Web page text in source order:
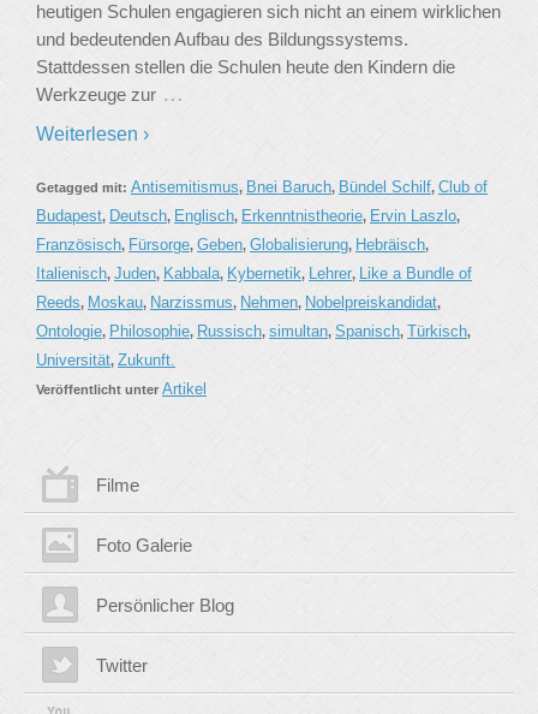
heutigen Schulen engagieren sich nicht an einem wirklichen
und bedeutenden Aufbau des Bildungssystems.
Stattdessen stellen die Schulen heute den Kindern die
Werkzeuge zur …
Weiterlesen ›
Getagged mit: Antisemitismus, Bnei Baruch, Bündel Schilf, Club of
Budapest, Deutsch, Englisch, Erkenntnistheorie, Ervin Laszlo,
Französisch, Fürsorge, Geben, Globalisierung, Hebräisch,
Italienisch, Juden, Kabbala, Kybernetik, Lehrer, Like a Bundle of
Reeds, Moskau, Narzissmus, Nehmen, Nobelpreiskandidat,
Ontologie, Philosophie, Russisch, simultan, Spanisch, Türkisch,
Universität, Zukunft.
Veröffentlicht unter Artikel
Filme
Foto Galerie
Persönlicher Blog
Twitter